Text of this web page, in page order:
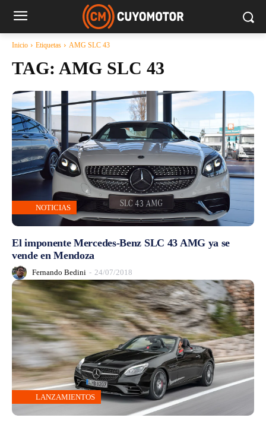
Inicio Etiquetas AMG SLC 43
TAG: AMG SLC 43
NOTICIAS
El imponente Mercedes-Benz SLC 43 AMG ya se
vende en Mendoza
Fernando Bedini - 24/07/2018
LANZAMIENTOS